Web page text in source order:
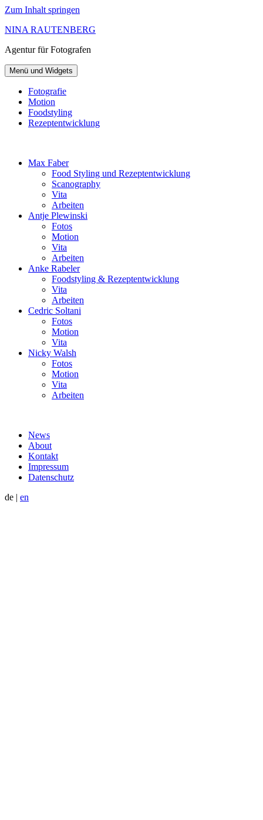
Zum Inhalt springen
NINA RAUTENBERG
Agenturfür Fotografen
Menü und Widgets
Fotografie
Motion
Foodstyling
Rezeptentwicklung
Max Faber
Food Styling und Rezeptentwicklung
Scanography
Vita
Arbeiten
Antje Plewinski
Fotos
Motion
Vita
Arbeiten
Anke Rabeler
Foodstyling & Rezeptentwicklung
Vita
Arbeiten
Cedric Soltani
Fotos
Motion
Vita
Nicky Walsh
Fotos
Motion
Vita
Arbeiten
News
About
Kontakt
Impressum
Datenschutz
de | en